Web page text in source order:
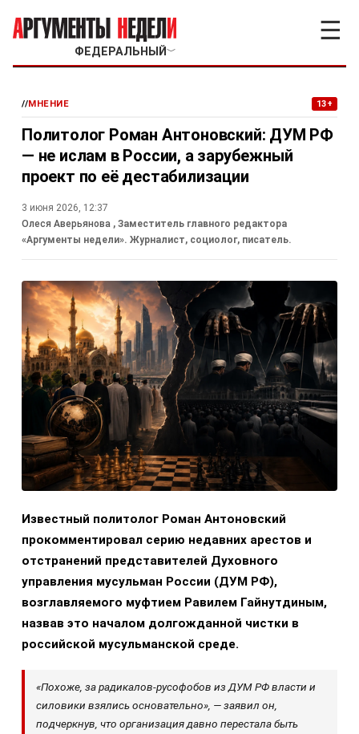
ФЕДЕРАЛЬНЫЙ ﹀
☰
//МНЕНИЕ 13+
Политолог Роман Антоновский: ДУМ РФ
— не ислам в России, а зарубежный
проект по её дестабилизации
3 июня 2026, 12:37
Олеся Аверьянова , Заместитель главного редактора
«Аргументы недели». Журналист, социолог, писатель.
Известный политолог Роман Антоновский
прокомментировал серию недавних арестов и
отстранений представителей Духовного
управления мусульман России (ДУМ РФ),
возглавляемого муфтием Равилем Гайнутдиным,
назвав это началом долгожданной чистки в
российской мусульманской среде.
«Похоже, за радикалов-русофобов из ДУМ РФ власти и
силовики взялись основательно», — заявил он,
подчеркнув, что организация давно перестала быть